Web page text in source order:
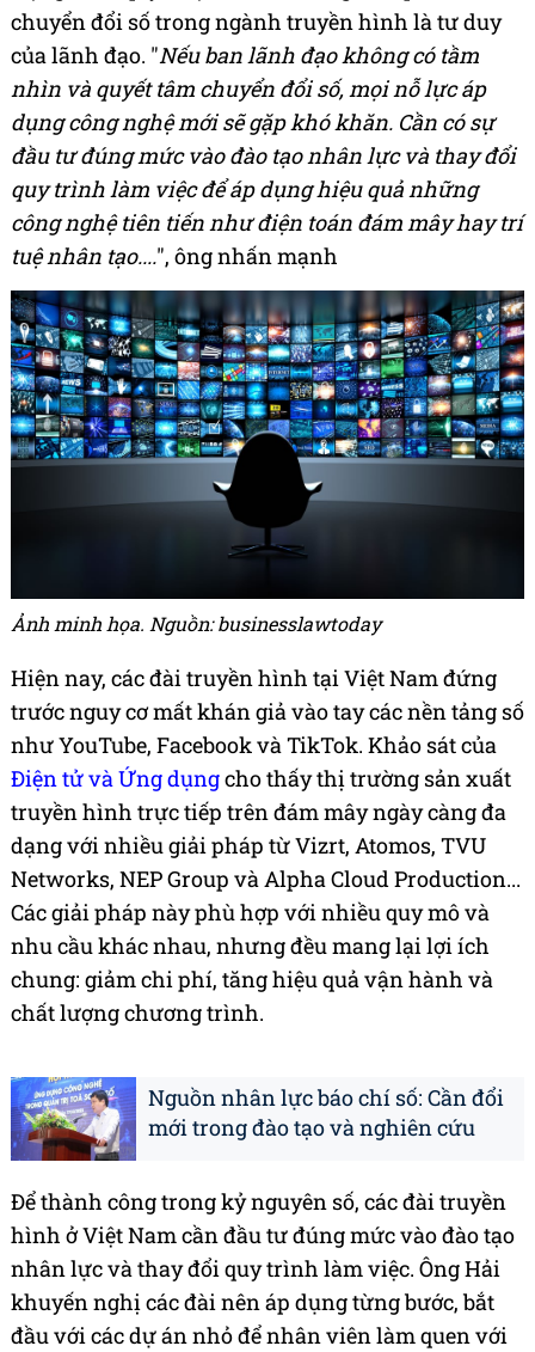
chuyển đổi số trong ngành truyền hình là tư duy
của lãnh đạo. "Nếu ban lãnh đạo không có tầm
nhìn và quyết tâm chuyển đổi số, mọi nỗ lực áp
dụng công nghệ mới sẽ gặp khó khăn. Cần có sự
đầu tư đúng mức vào đào tạo nhân lực và thay đổi
quy trình làm việc để áp dụng hiệu quả những
công nghệ tiên tiến như điện toán đám mây hay trí
tuệ nhân tạo....", ông nhấn mạnh
Ảnh minh họa. Nguồn: businesslawtoday
Hiện nay, các đài truyền hình tại Việt Nam đứng
trước nguy cơ mất khán giả vào tay các nền tảng số
như YouTube, Facebook và TikTok. Khảo sát của
Điện tử và Ứng dụngcho thấy thị trường sản xuất
truyền hình trực tiếp trên đám mây ngày càng đa
dạng với nhiều giải pháp từ Vizrt, Atomos, TVU
Networks, NEP Group và Alpha Cloud Production...
Các giải pháp này phù hợp với nhiều quy mô và
nhu cầu khác nhau, nhưng đều mang lại lợi ích
chung: giảm chi phí, tăng hiệu quả vận hành và
chất lượng chương trình.
Nguồn nhân lực báo chí số: Cần đổi
mới trong đào tạo và nghiên cứu
Để thành công trong kỷ nguyên số, các đài truyền
hình ở Việt Nam cần đầu tư đúng mức vào đào tạo
nhân lực và thay đổi quy trình làm việc. Ông Hải
khuyến nghị các đài nên áp dụng từng bước, bắt
đầu với các dự án nhỏ để nhân viên làm quen với